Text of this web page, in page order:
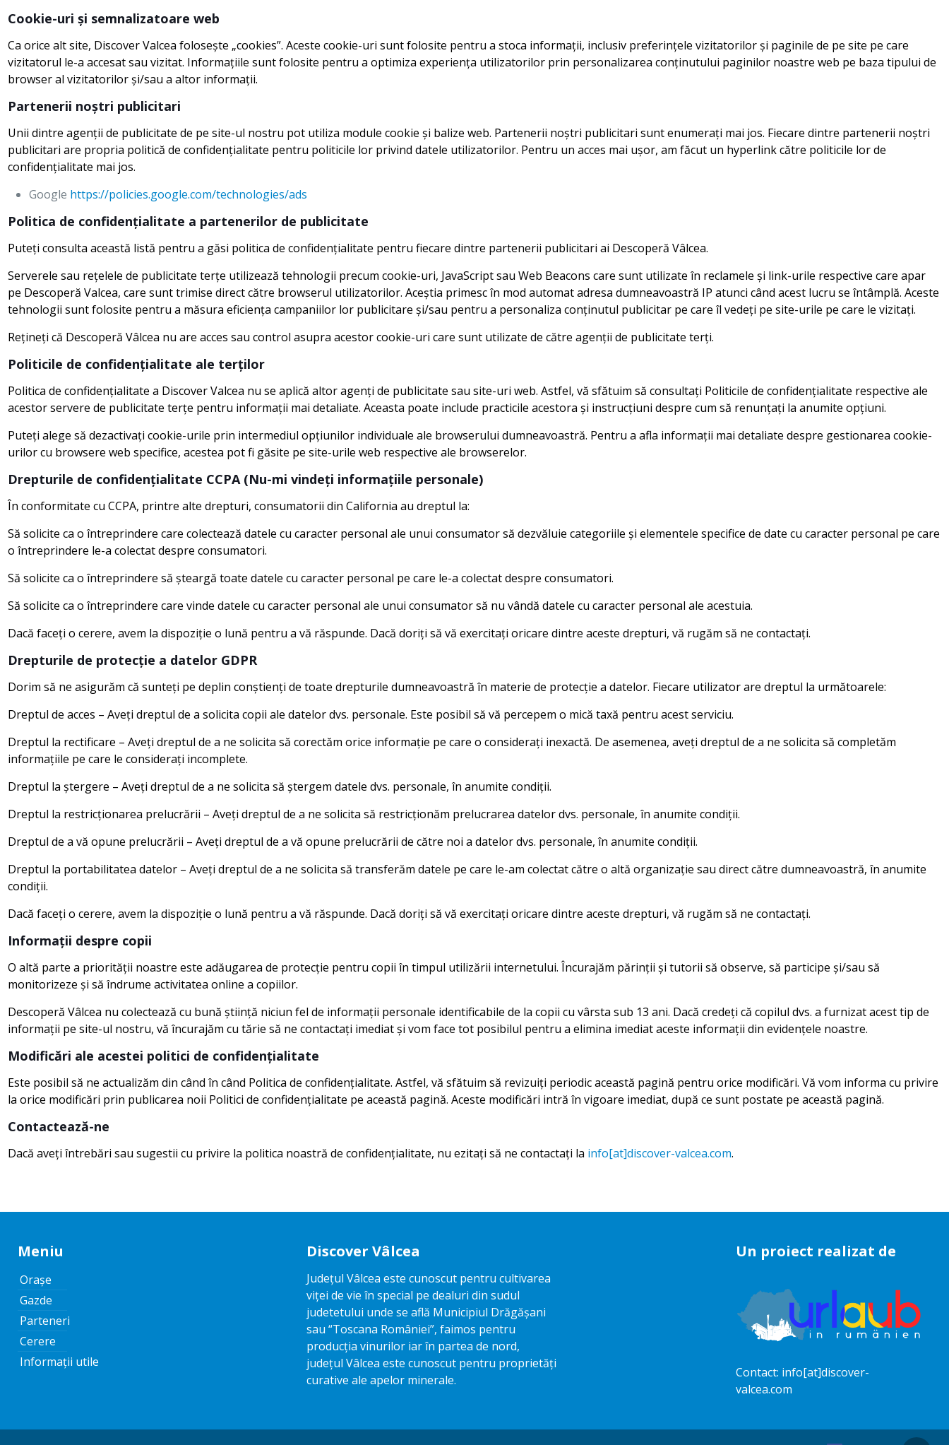
Cookie-uri și semnalizatoare web
Ca orice alt site, Discover Valcea folosește „cookies”. Aceste cookie-uri sunt folosite pentru a stoca informații, inclusiv preferințele vizitatorilor și paginile de pe site pe care
vizitatorul le-a accesat sau vizitat. Informațiile sunt folosite pentru a optimiza experiența utilizatorilor prin personalizarea conținutului paginilor noastre web pe baza tipului de
browser al vizitatorilor și/sau a altor informații.
Partenerii noștri publicitari
Unii dintre agenții de publicitate de pe site-ul nostru pot utiliza module cookie și balize web. Partenerii noștri publicitari sunt enumerați mai jos. Fiecare dintre partenerii noștri
publicitari are propria politică de confidențialitate pentru politicile lor privind datele utilizatorilor. Pentru un acces mai ușor, am făcut un hyperlink către politicile lor de
confidențialitate mai jos.
Google https://policies.google.com/technologies/ads
Politica de confidențialitate a partenerilor de publicitate
Puteți consulta această listă pentru a găsi politica de confidențialitate pentru fiecare dintre partenerii publicitari ai Descoperă Vâlcea.
Serverele sau rețelele de publicitate terțe utilizează tehnologii precum cookie-uri, JavaScript sau Web Beacons care sunt utilizate în reclamele și link-urile respective care apar
pe Descoperă Valcea, care sunt trimise direct către browserul utilizatorilor. Aceștia primesc în mod automat adresa dumneavoastră IP atunci când acest lucru se întâmplă. Aceste
tehnologii sunt folosite pentru a măsura eficiența campaniilor lor publicitare și/sau pentru a personaliza conținutul publicitar pe care îl vedeți pe site-urile pe care le vizitați.
Rețineți că Descoperă Vâlcea nu are acces sau control asupra acestor cookie-uri care sunt utilizate de către agenții de publicitate terți.
Politicile de confidențialitate ale terților
Politica de confidențialitate a Discover Valcea nu se aplică altor agenți de publicitate sau site-uri web. Astfel, vă sfătuim să consultați Politicile de confidențialitate respective ale
acestor servere de publicitate terțe pentru informații mai detaliate. Aceasta poate include practicile acestora și instrucțiuni despre cum să renunțați la anumite opțiuni.
Puteți alege să dezactivați cookie-urile prin intermediul opțiunilor individuale ale browserului dumneavoastră. Pentru a afla informații mai detaliate despre gestionarea cookie-
urilor cu browsere web specifice, acestea pot fi găsite pe site-urile web respective ale browserelor.
Drepturile de confidențialitate CCPA (Nu-mi vindeți informațiile personale)
În conformitate cu CCPA, printre alte drepturi, consumatorii din California au dreptul la:
Să solicite ca o întreprindere care colectează datele cu caracter personal ale unui consumator să dezvăluie categoriile și elementele specifice de date cu caracter personal pe care
o întreprindere le-a colectat despre consumatori.
Să solicite ca o întreprindere să șteargă toate datele cu caracter personal pe care le-a colectat despre consumatori.
Să solicite ca o întreprindere care vinde datele cu caracter personal ale unui consumator să nu vândă datele cu caracter personal ale acestuia.
Dacă faceți o cerere, avem la dispoziție o lună pentru a vă răspunde. Dacă doriți să vă exercitați oricare dintre aceste drepturi, vă rugăm să ne contactați.
Drepturile de protecție a datelor GDPR
Dorim să ne asigurăm că sunteți pe deplin conștienți de toate drepturile dumneavoastră în materie de protecție a datelor. Fiecare utilizator are dreptul la următoarele:
Dreptul de acces – Aveți dreptul de a solicita copii ale datelor dvs. personale. Este posibil să vă percepem o mică taxă pentru acest serviciu.
Dreptul la rectificare – Aveți dreptul de a ne solicita să corectăm orice informație pe care o considerați inexactă. De asemenea, aveți dreptul de a ne solicita să completăm
informațiile pe care le considerați incomplete.
Dreptul la ștergere – Aveți dreptul de a ne solicita să ștergem datele dvs. personale, în anumite condiții.
Dreptul la restricționarea prelucrării – Aveți dreptul de a ne solicita să restricționăm prelucrarea datelor dvs. personale, în anumite condiții.
Dreptul de a vă opune prelucrării – Aveți dreptul de a vă opune prelucrării de către noi a datelor dvs. personale, în anumite condiții.
Dreptul la portabilitatea datelor – Aveți dreptul de a ne solicita să transferăm datele pe care le-am colectat către o altă organizație sau direct către dumneavoastră, în anumite
condiții.
Dacă faceți o cerere, avem la dispoziție o lună pentru a vă răspunde. Dacă doriți să vă exercitați oricare dintre aceste drepturi, vă rugăm să ne contactați.
Informații despre copii
O altă parte a priorității noastre este adăugarea de protecție pentru copii în timpul utilizării internetului. Încurajăm părinții și tutorii să observe, să participe și/sau să
monitorizeze și să îndrume activitatea online a copiilor.
Descoperă Vâlcea nu colectează cu bună știință niciun fel de informații personale identificabile de la copii cu vârsta sub 13 ani. Dacă credeți că copilul dvs. a furnizat acest tip de
informații pe site-ul nostru, vă încurajăm cu tărie să ne contactați imediat și vom face tot posibilul pentru a elimina imediat aceste informații din evidențele noastre.
Modificări ale acestei politici de confidențialitate
Este posibil să ne actualizăm din când în când Politica de confidențialitate. Astfel, vă sfătuim să revizuiți periodic această pagină pentru orice modificări. Vă vom informa cu privire
la orice modificări prin publicarea noii Politici de confidențialitate pe această pagină. Aceste modificări intră în vigoare imediat, după ce sunt postate pe această pagină.
Contactează-ne
Dacă aveți întrebări sau sugestii cu privire la politica noastră de confidențialitate, nu ezitați să ne contactați la info[at]discover-valcea.com.
Meniu
Orașe
Gazde
Parteneri
Cerere
Informații utile
Discover Vâlcea
Județul Vâlcea este cunoscut pentru cultivarea
viței de vie în special pe dealuri din sudul
judetetului unde se află Municipiul Drăgășani
sau “Toscana României”, faimos pentru
producția vinurilor iar în partea de nord,
județul Vâlcea este cunoscut pentru proprietăți
curative ale apelor minerale.
Un proiect realizat de
Contact: info[at]discover-
valcea.com